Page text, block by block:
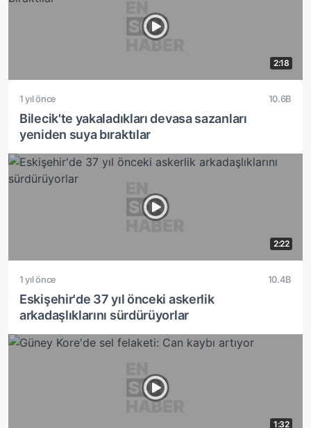
2:18
1 yıl önce 10.6B
Bilecik'te yakaladıkları devasa sazanları
yeniden suya bıraktılar
2:22
1 yıl önce 10.4B
Eskişehir'de 37 yıl önceki askerlik
arkadaşlıklarını sürdürüyorlar
1:32